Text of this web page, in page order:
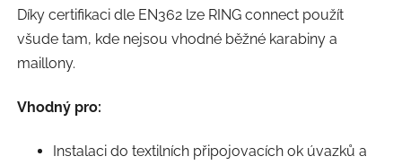
Díky certifikaci dle EN362 lze RING connect použít
všude tam, kde nejsou vhodné běžné karabiny a
maillony.
Vhodný pro:
Instalaci do textilních připojovacích ok úvazků a